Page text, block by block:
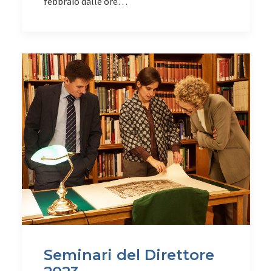
Seminari del Direttore